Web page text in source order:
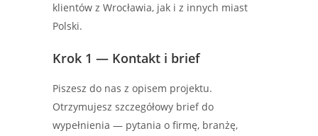
klientów z Wrocławia, jak i z innych miast
Polski.
Krok 1 — Kontakt i brief
Piszesz do nas z opisem projektu.
Otrzymujesz szczegółowy brief do
wypełnienia — pytania o firmę, branżę,